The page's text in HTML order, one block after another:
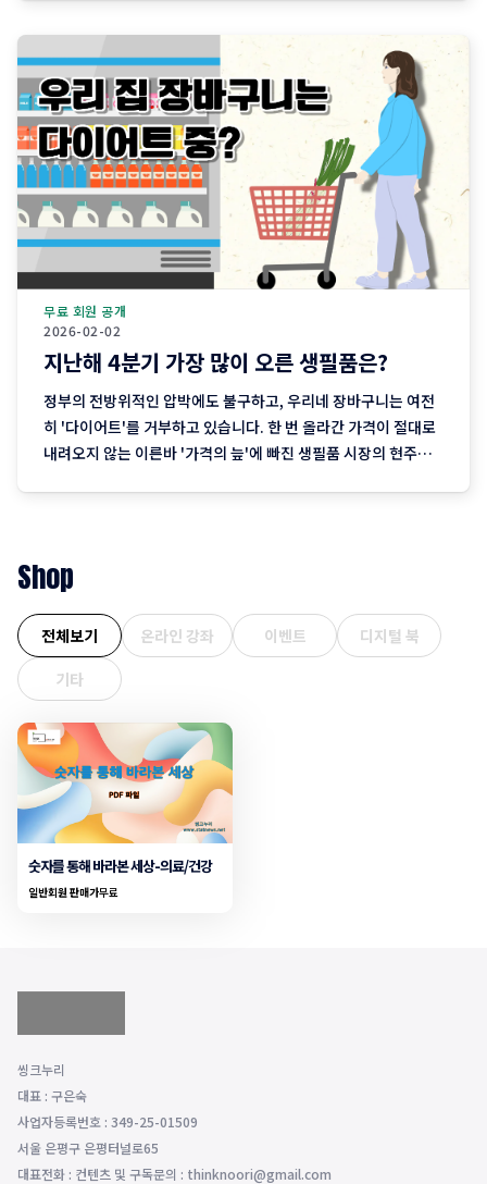
의 모습이 고스란히 담겨 있습니다. 연령대에 따라
2026-02-02
무료 회원 공개
지난해 4분기 가장 많이 오른 생필품은?
정부의 전방위적인 압박에도 불구하고, 우리네 장바구니는 여전
히 '다이어트'를 거부하고 있습니다. 한 번 올라간 가격이 절대로
내려오지 않는 이른바 '가격의 늪'에 빠진 생필품 시장의 현주소
Shop
전체보기 온라인 강좌 이벤트
디지털 북
기타
숫자를 통해 바라본 세상-의료/건강
일반회원 판매가무료
씽크누리
대표 : 구은숙
사업자등록번호 : 349-25-01509
서울 은평구 은평터널로65
대표전화 : 컨텐츠 및 구독문의 : thinknoori@gmail.com